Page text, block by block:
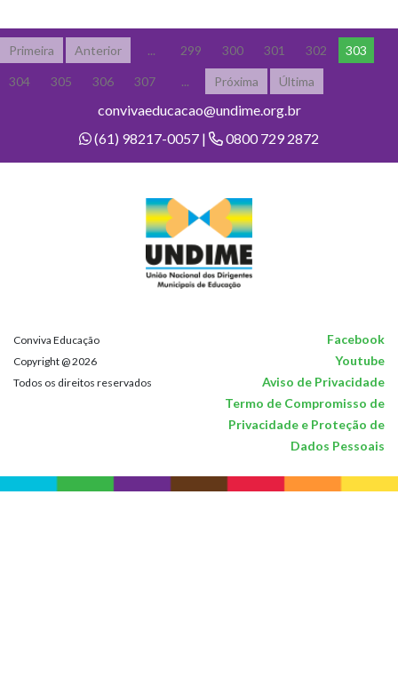
Primeira Anterior ... 299 300 301 302 303
304 305 306 307 ... Próxima Última
convivaeducacao@undime.org.br
(61) 98217-0057 |
0800 729 2872
Conviva Educação Facebook
Copyright @ 2026 Youtube
Todos os direitos reservados
Aviso de Privacidade
Termo de Compromisso de
Privacidade e Proteção de
Dados Pessoais